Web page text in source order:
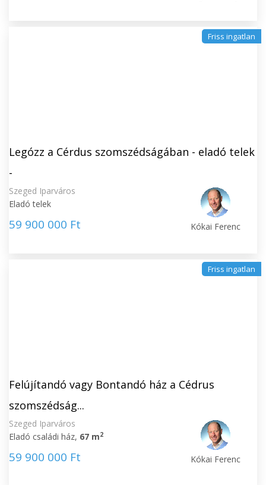
Friss ingatlan
Legózz a Cérdus szomszédságában - eladó telek
-
Szeged Iparváros
Eladó telek
59 900 000 Ft Kókai Ferenc
Friss ingatlan
Felújítandó vagy Bontandó ház a Cédrus
szomszédság...
Szeged Iparváros
Eladó családi ház, 67 m2
59 900 000 Ft Kókai Ferenc